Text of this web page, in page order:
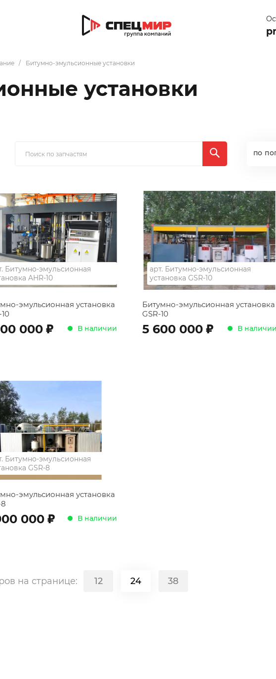
Битумно-эмульсионные установки
установки
по
Битумно-эмульсионная
AHR-10
эмульсионная установка
000 ; В наличии
арт. Битумно-эмульсионная
установка GSR-10
Битумно-эмульсионная установка
GSR-10
5 600 000 ; В наличии
Битумно-эмульсионная
GSR-8
эмульсионная установка
000 ; В наличии
на странице: 12 24 38